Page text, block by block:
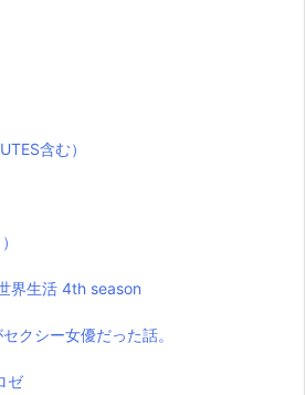
含む）
界生活 4th season
クシー女優だった話。
ゼ